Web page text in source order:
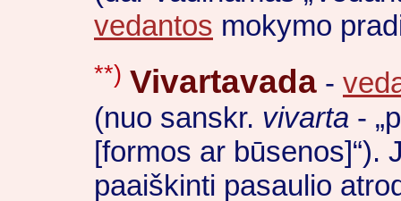
vedantos mokymo
**) Vivartavada -
(nuo sanskr. vivarta -
[formos ar būsenos]“).
paaiškinti pasaulio